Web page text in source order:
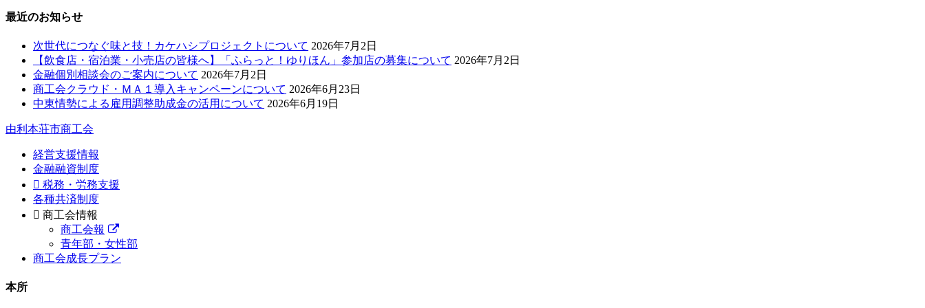
最近のお知らせ
次世代につなぐ味と技！カケハシプロジェクトについて 2026年7月2日
【飲食店・宿泊業・小売店の皆様へ】「ふらっと！ゆりほん」参加店の募集について 2026年7月2日
金融個別相談会のご案内について 2026年7月2日
商工会クラウド・ＭＡ１導入キャンペーンについて 2026年6月23日
中東情勢による雇用調整助成金の活用について 2026年6月19日
由利本荘市商工会
経営支援情報
金融融資制度
税務・労務支援
各種共済制度
商工会情報
商工会報
青年部・女性部
商工会成長プラン
本所